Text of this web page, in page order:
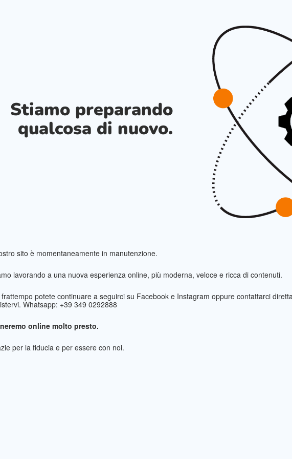
Stiamo preparando
qualcosa di nuovo.
sito è momentaneamente in manutenzione.
lavorando a una nuova esperienza online, più moderna, veloce e ricca di contenuti.
frattempo potete continuare a seguirci su Facebook e Instagram oppure contattarci
Whatsapp: +39 349 0292888
online molto presto.
per la fiducia e per essere con noi.